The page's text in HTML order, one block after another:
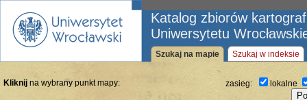
Katalog zbiorów
Uniwersytetu
Szukaj na mapie Szukaj w indeksie
Kliknij na wybrany punkt mapy: zasieg: lokalne